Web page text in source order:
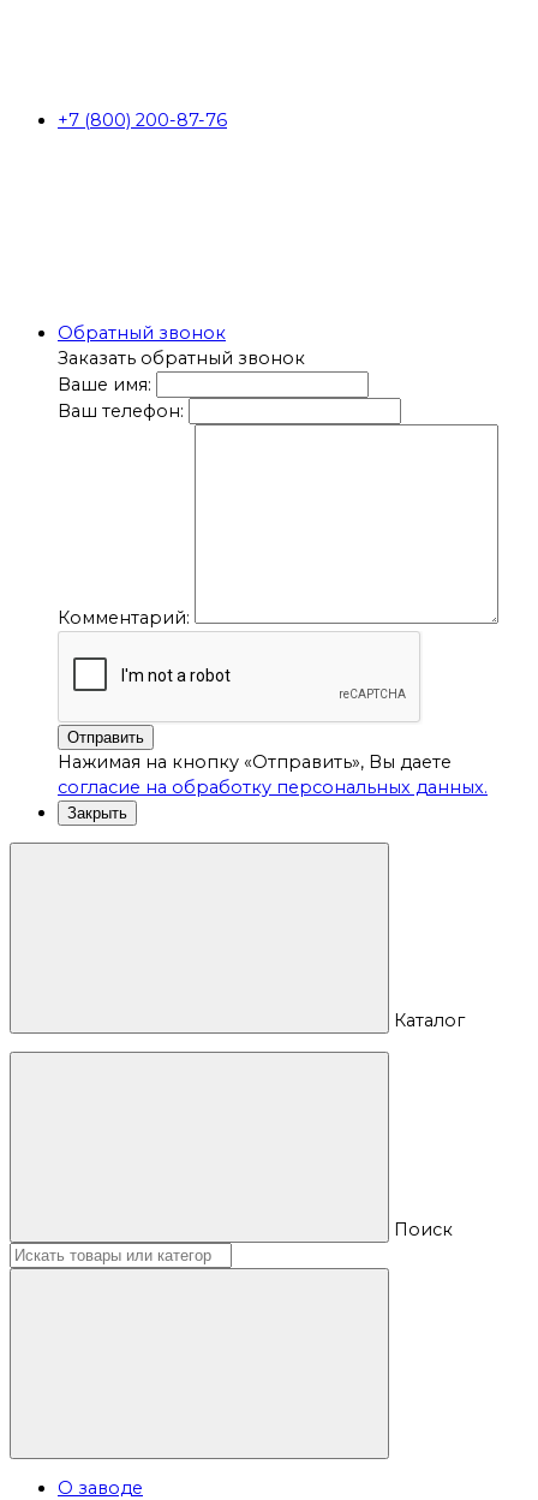
+7 (800) 200-87-76
Обратный звонок
Заказать обратный звонок
Ваше имя:
Ваш телефон:
Комментарий:
Отправить
Нажимая на кнопку «Отправить», Вы даете
согласие на обработку персональных данных.
Закрыть
Каталог
Поиск
О заводе